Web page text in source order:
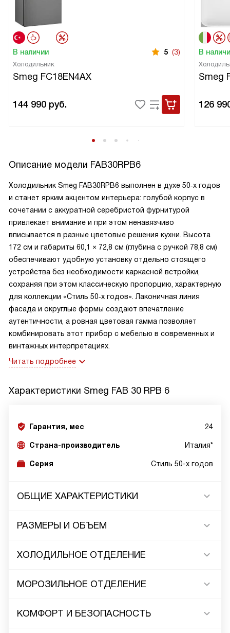
В наличии 5 (3)
Холодильник
Smeg FC18EN4AX
144 990 руб.
В
Smeg
126
Описание модели FAB30RPB6
Холодильник Smeg FAB30RPB6 выполнен в духе 50‑х годов
и станет ярким акцентом интерьера: голубой корпус в
сочетании с аккуратной серебристой фурнитурой
привлекает внимание и при этом ненавязчиво
вписывается в разные цветовые решения кухни. Высота
172 см и габариты 60,1 × 72,8 см (глубина с ручкой 78,8 см)
обеспечивают удобную установку отдельно стоящего
устройства без необходимости каркасной встройки,
сохраняя при этом классическую пропорцию, характерную
для коллекции «Стиль 50‑х годов». Лаконичная линия
фасада и округлые формы создают впечатление
аутентичности, а ровная цветовая гамма позволяет
комбинировать этот прибор с мебелью в современных и
винтажных интерпретациях.
Читать подробнее
Характеристики Smeg FAB 30 RPB 6
Гарантия, мес 24
Страна-производитель Италия*
Серия Стиль 50-х годов
ОБЩИЕ ХАРАКТЕРИСТИКИ
РАЗМЕРЫ И ОБЪЕМ
ХОЛОДИЛЬНОЕ ОТДЕЛЕНИЕ
МОРОЗИЛЬНОЕ ОТДЕЛЕНИЕ
КОМФОРТ И БЕЗОПАСНОСТЬ